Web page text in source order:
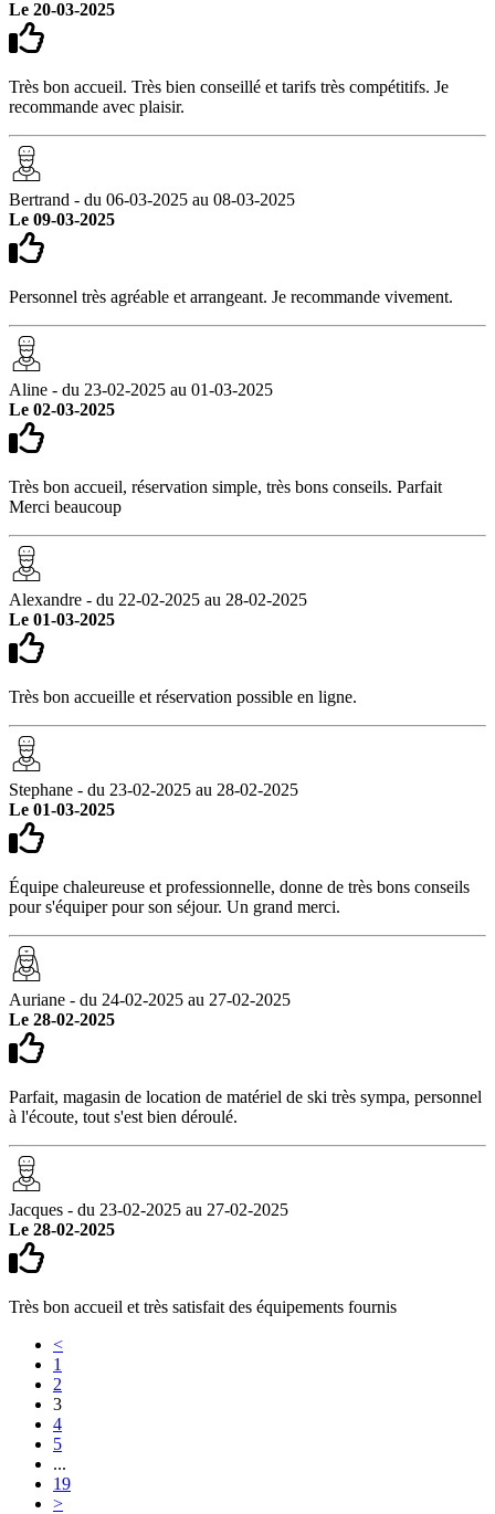
Le 20-03-2025
Très bon accueil. Très bien conseillé et tarifs très compétitifs. Je
recommande avec plaisir.
Bertrand - du 06-03-2025 au 08-03-2025
Le 09-03-2025
Personnel très agréable et arrangeant. Je recommande vivement.
Aline - du 23-02-2025 au 01-03-2025
Le 02-03-2025
Très bon accueil, réservation simple, très bons conseils. Parfait
Merci beaucoup
Alexandre - du 22-02-2025 au 28-02-2025
Le 01-03-2025
Très bon accueille et réservation possible en ligne.
Stephane - du 23-02-2025 au 28-02-2025
Le 01-03-2025
Équipe chaleureuse et professionnelle, donne de très bons conseils
pour s'équiper pour son séjour. Un grand merci.
Auriane - du 24-02-2025 au 27-02-2025
Le 28-02-2025
Parfait, magasin de location de matériel de ski très sympa, personnel
à l'écoute, tout s'est bien déroulé.
Jacques - du 23-02-2025 au 27-02-2025
Le 28-02-2025
Très bon accueil et très satisfait des équipements fournis
<
1
2
3
4
5
...
19
>